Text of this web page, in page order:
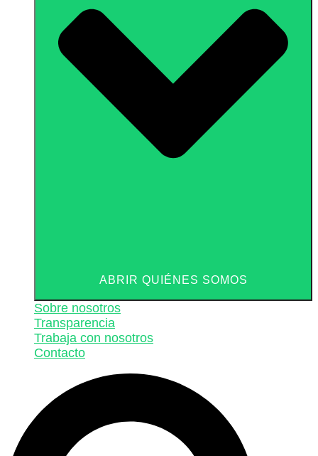
ABRIR QUIÉNES SOMOS
Sobre nosotros
Transparencia
Trabaja con nosotros
Contacto